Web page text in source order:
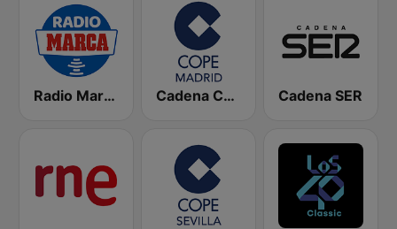
Radio Marca Nacional Cadena COPE Madrid Cadena SER